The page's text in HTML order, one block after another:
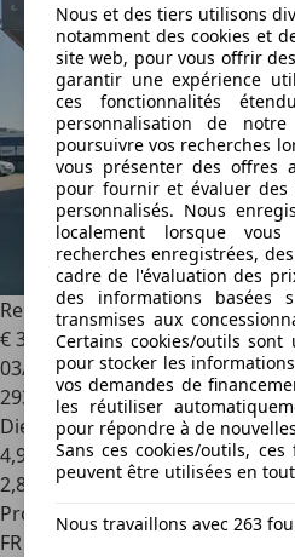
Renault KangooKangoo 1.5 dCi
€ 3 490
03/2011
293 482 km
Diesel
4,9 l/100 km (mixte)
2,8
Professionnel
FR 54720
Nous et des tiers utilisons
notamment des cookies et
site web, pour vous offrir
garantir une expérience
ces fonctionnalités
personnalisation de
poursuivre vos recherches
vous présenter des offres
pour fournir et évaluer des
personnalisés. Nous
localement lorsque
recherches enregistrées,
cadre de l'évaluation des
des informations basées
transmises aux
Certains cookies/outils
pour stocker les
vos demandes de
les réutiliser
pour répondre à de
Sans ces cookies/outils,
peuvent être utilisées en
Nous travaillons avec 263